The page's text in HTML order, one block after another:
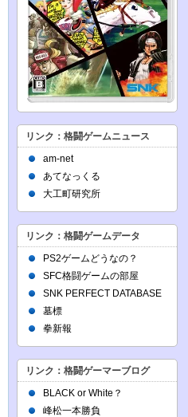
リンク：格闘ゲームニュース
am-net
あてなっくる
大工町研究所
リンク：格闘ゲームデータ
PS2ゲームどうなの？
SFC格闘ゲームの部屋
SNK PERFECT DATABASE
墓標
拳新報
リンク：格闘ゲーマーブログ
BLACK or White？
峰松一本勝負